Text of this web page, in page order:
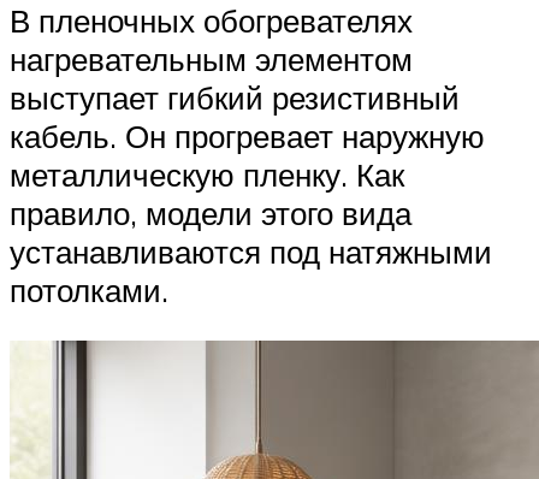
В пленочных обогревателях
нагревательным элементом
выступает гибкий резистивный
кабель. Он прогревает наружную
металлическую пленку. Как
правило, модели этого вида
устанавливаются под натяжными
потолками.